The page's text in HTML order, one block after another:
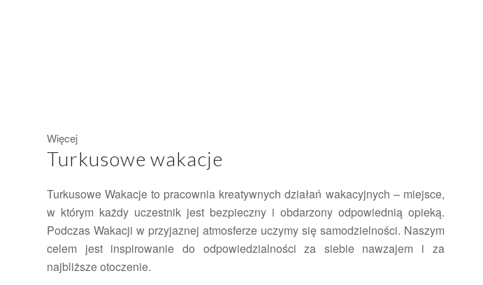
Więcej
Turkusowe wakacje
Turkusowe Wakacje to pracownia kreatywnych działań wakacyjnych – miejsce,
w którym każdy uczestnik jest bezpieczny i obdarzony odpowiednią opieką.
Podczas Wakacji w przyjaznej atmosferze uczymy się samodzielności. Naszym
celem jest inspirowanie do odpowiedzialności za siebie nawzajem i za
najbliższe otoczenie.